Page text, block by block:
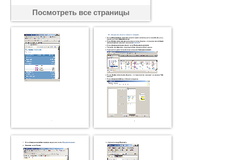
Посмотреть все страницы